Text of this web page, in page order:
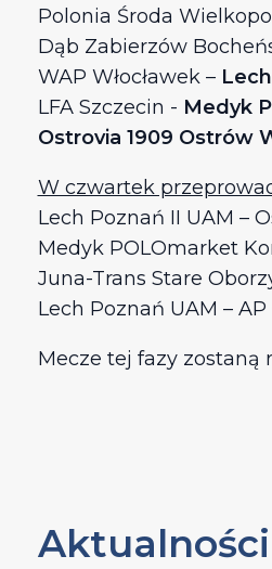
Polonia Środa
Dąb Zabierzów
WAP Włocławek –
LFA Szczecin - Medyk
Ostrovia 1909 Ostrów
W czwartek
Lech Poznań II UAM –
Medyk POLOmarket
Juna-Trans Stare
Lech Poznań UAM –
Mecze tej fazy zostaną
Aktualności